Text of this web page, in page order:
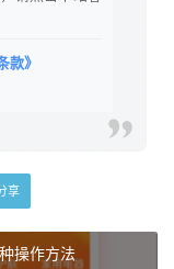
款》
享
操作方法